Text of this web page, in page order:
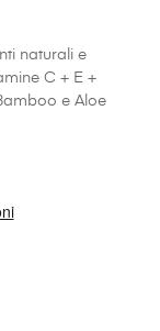
naturali e
C + E +
e Aloe